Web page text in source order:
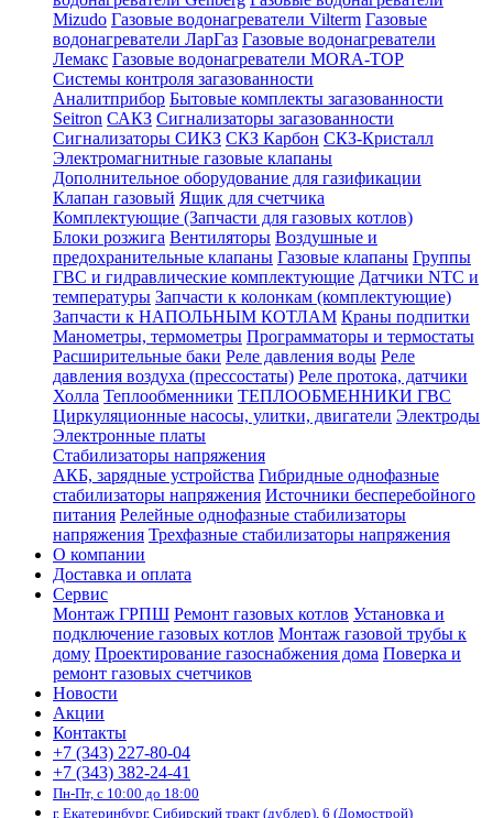
Mizudo Газовые водонагреватели Vilterm Газовые
водонагреватели ЛарГаз Газовые водонагреватели
Лемакс Газовые водонагреватели MORA-TOP
Системы контроля загазованности
Аналитприбор Бытовые комплекты загазованности
Seitron САКЗ Сигнализаторы загазованности
Сигнализаторы СИКЗ СКЗ Карбон СКЗ-Кристалл
Электромагнитные газовые клапаны
Дополнительное оборудование для газификации
Клапан газовый Ящик для счетчика
Комплектующие (Запчасти для газовых котлов)
Блоки розжига Вентиляторы Воздушные и
предохранительные клапаны Газовые клапаны Группы
ГВС и гидравлические комплектующие Датчики NTC и
температуры Запчасти к колонкам (комплектующие)
Запчасти к НАПОЛЬНЫМ КОТЛАМ Краны подпитки
Манометры, термометры Программаторы и термостаты
Расширительные баки Реле давления воды Реле
давления воздуха (прессостаты) Реле протока, датчики
Холла Теплообменники ТЕПЛООБМЕННИКИ ГВС
Циркуляционные насосы, улитки, двигатели Электроды
Электронные платы
Стабилизаторы напряжения
АКБ, зарядные устройства Гибридные однофазные
стабилизаторы напряжения Источники бесперебойного
питания Релейные однофазные стабилизаторы
напряжения Трехфазные стабилизаторы напряжения
О компании
Доставка и оплата
Сервис
Монтаж ГРПШ Ремонт газовых котлов Установка и
подключение газовых котлов Монтаж газовой трубы к
дому Проектирование газоснабжения дома Поверка и
ремонт газовых счетчиков
Новости
Акции
Контакты
+7 (343) 227-80-04
+7 (343) 382-24-41
Пн-Пт, с 10:00 до 18:00
г. Екатеринбург, Сибирский тракт (дублер), 6 (Домострой)